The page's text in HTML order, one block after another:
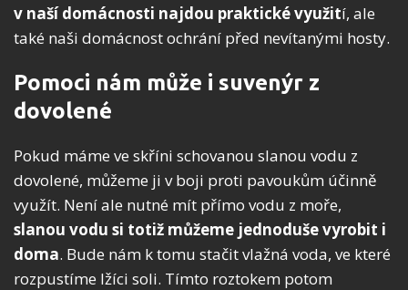
v naší domácnosti najdou praktické využití, ale
také naši domácnost ochrání před nevítanými hosty.
Pomoci nám může i suvenýr z
dovolené
Pokud máme ve skříni schovanou slanou vodu z
dovolené, můžeme ji v boji proti pavoukům účinně
využít. Není ale nutné mít přímo vodu z moře,
slanou vodu si totiž můžeme jednoduše vyrobit i
doma. Bude nám k tomu stačit vlažná voda, ve které
rozpustíme lžíci soli. Tímto roztokem potom